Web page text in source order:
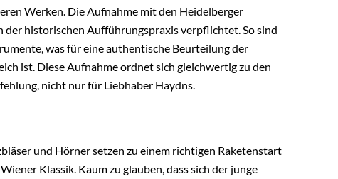
Werken. Die Aufnahme mit den Heidelberger
historischen Aufführungspraxis verpflichtet. So sind
was für eine authentische Beurteilung der
ist. Diese Aufnahme ordnet sich gleichwertig zu den
nicht nur für Liebhaber Haydns.
und Hörner setzen zu einem richtigen Raketenstart
Klassik. Kaum zu glauben, dass sich der junge